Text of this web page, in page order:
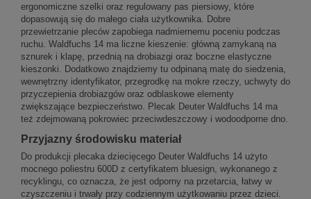
ergonomiczne szelki oraz regulowany pas piersiowy, które
dopasowują się do małego ciała użytkownika. Dobre
przewietrzanie pleców zapobiega nadmiernemu poceniu podczas
ruchu. Waldfuchs 14 ma liczne kieszenie: główną zamykaną na
sznurek i klapę, przednią na drobiazgi oraz boczne elastyczne
kieszonki. Dodatkowo znajdziemy tu odpinaną matę do siedzenia,
wewnętrzny identyfikator, przegrodkę na mokre rzeczy, uchwyty do
przyczepienia drobiazgów oraz odblaskowe elementy
zwiększające bezpieczeństwo. Plecak Deuter Waldfuchs 14 ma
też zdejmowaną pokrowiec przeciwdeszczowy i wodoodporne dno.
Przyjazny środowisku materiał
Do produkcji plecaka dziecięcego Deuter Waldfuchs 14 użyto
mocnego poliestru 600D z certyfikatem bluesign, wykonanego z
recyklingu, co oznacza, że jest odporny na przetarcia, łatwy w
czyszczeniu i trwały przy codziennym użytkowaniu przez dzieci.